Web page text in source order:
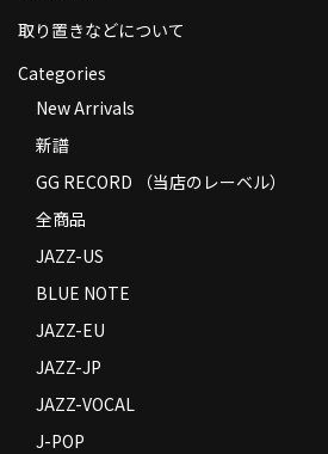
Privacy Policy
特定商取引法に基づく表示
Contact
取り置きなどについて
Categories
New Arrivals
新譜
GG RECORD （当店のレーベル）
全商品
JAZZ-US
BLUE NOTE
JAZZ-EU
JAZZ-JP
JAZZ-VOCAL
J-POP